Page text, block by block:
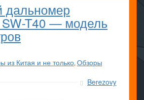
дальномер
SW-T40 — модель
из Китая и не только, Обзоры
Berezovy